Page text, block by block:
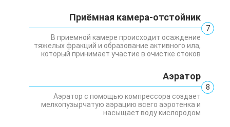
Приёмная камера-отстойник
7
В приемной камере происходит осаждение
тяжелых фракций и образование активного ила,
который принимает участие в очистке стоков
Аэратор
8
Аэратор с помощью компрессора создает
мелкопузырчатую аэрацию всего аэротенка и
насыщает воду кислородом